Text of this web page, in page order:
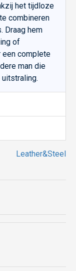
het tijdloze
combineren
Draag hem
of
een complete
man die
Leather&Steel